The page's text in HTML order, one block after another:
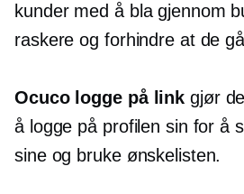
kunder med å bla gjennom
raskere og forhindre at de
Ocuco logge pålink gjør
å logge på profilen sin for å
sine og bruke ønskelisten.